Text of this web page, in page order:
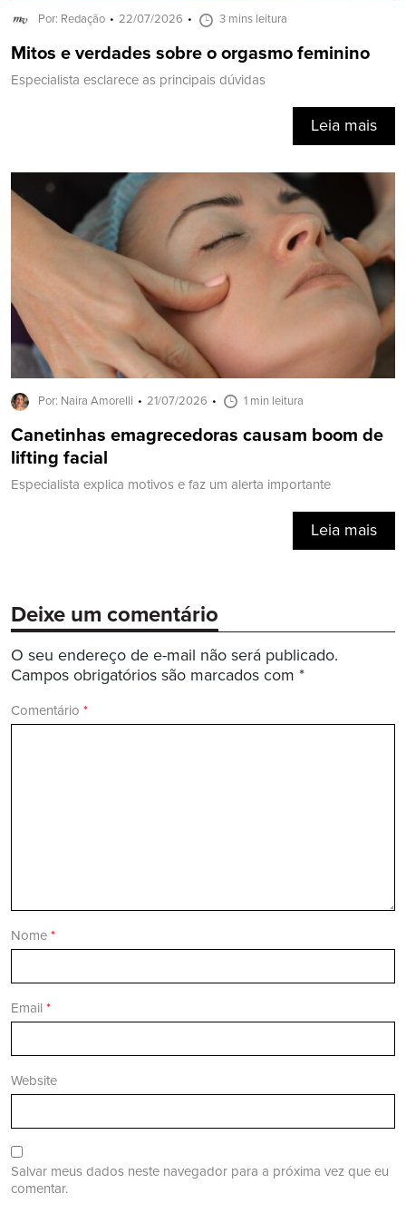
Por: Redação 22/07/2026 3 mins leitura
Mitos e verdades sobre o orgasmo feminino
Especialista esclarece as principais dúvidas
Leia mais
Por: Naira Amorelli 21/07/2026 1 min leitura
Canetinhas emagrecedoras causam boom de
lifting facial
Especialista explica motivos e faz um alerta importante
Leia mais
Deixe um comentário
O seu endereço de e-mail não será publicado.
Campos obrigatórios são marcados com *
Comentário *
Nome *
Email *
Website
Salvar meus dados neste navegador para a próxima vez que eu
comentar.